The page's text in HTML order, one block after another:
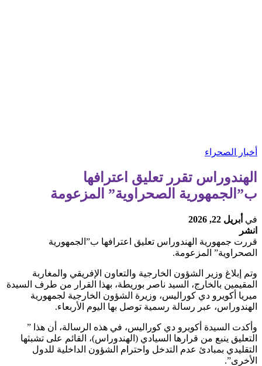
أخبار الصحراء
الهندوراس تقرر تعليق اعترافها
ب”الجمهورية الصحراوية” المزعومة
في أبريل 22, 2026
انشر
قررت جمهورية الهندوراس تعليق اعترافها ب”الجمهورية
الصحراوية” المزعومة.
وتم إبلاغ وزير الشؤون الخارجية والتعاون الإفريقي والمغاربة
المقيمين بالخارج، السيد ناصر بوريطة، بهذا القرار من طرف السيدة
ميريا أكويرو دي كوراليس، وزيرة الشؤون الخارجية لجمهورية
الهندوراس، عبر رسالة رسمية توصل بها اليوم الأربعاء.
وأكدت السيدة أكويرو دي كوراليس، في هذه الرسالة، أن هذا ”
التعليق ينبع من قرارها السيادي (الهندوراس)، القائم على تشبثها
التقليدي بمبادئ عدم التدخل واحترام الشؤون الداخلية للدول
الأخرى”.